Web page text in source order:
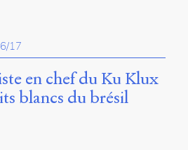
17
en chef du Ku Klux
blancs du brésil